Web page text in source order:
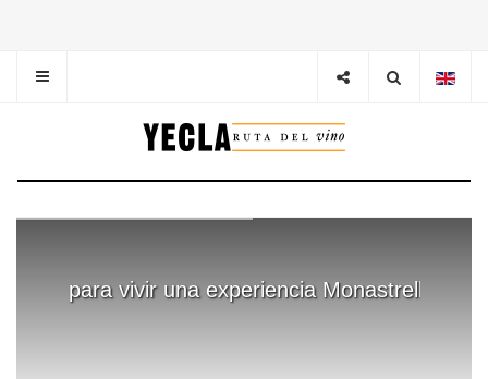
para vivir una experiencia Monastrell